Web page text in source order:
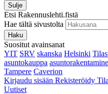
Sulje
Etsi Rakennuslehti.fistä
Hae tältä sivustolta
Haku
Suositut avainsanat
YIT SRV skanska Helsinki
asuntokauppa
Tampere Caverion
Kirjaudu sisään Rekisteröidy
Uutiset